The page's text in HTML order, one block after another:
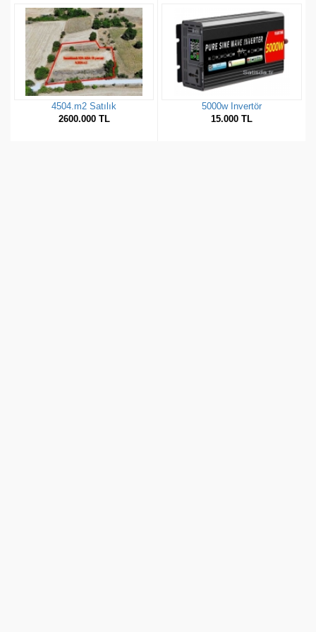
4504.m2 Satılık
2600.000 TL
5000w Invertör
15.000 TL